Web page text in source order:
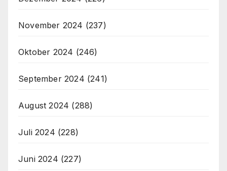
November 2024 (237)
Oktober 2024 (246)
September 2024 (241)
August 2024 (288)
Juli 2024 (228)
Juni 2024 (227)